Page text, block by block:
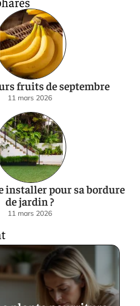
fruits de septembre
11 mars 2026
installer pour sa bordure
de jardin ?
11 mars 2026